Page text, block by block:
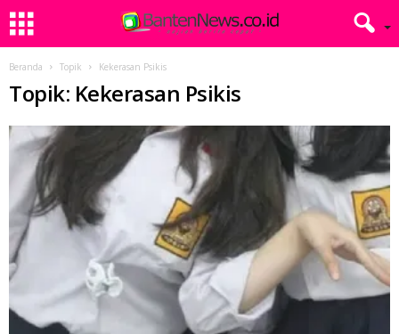
Beranda Topik Kekerasan Psikis
Topik: Kekerasan Psikis